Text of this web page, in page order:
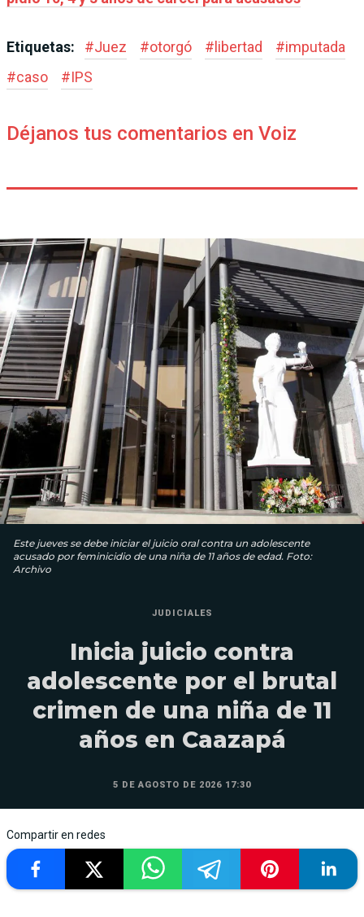
Etiquetas: #Juez #otorgó # libertad #imputada
#caso #IPS
Déjanos tus comentarios en Voiz
Este jueves se debe iniciar el juicio oral contra un adolescente
acusado por feminicidio de una niña de 11 años de edad. Foto:
Archivo
JUDICIALES
Inicia juicio contra
adolescente por el brutal
crimen de una niña de 11
años en Caazapá
5 DE AGOSTO DE 2026 17:30
Compartir en redes